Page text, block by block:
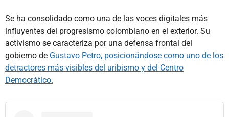
Se ha consolidado como una de las voces digitales más
influyentes del progresismo colombiano en el exterior. Su
activismo se caracteriza por una defensa frontal del
gobierno de Gustavo Petro, posicionándose como uno de los
detractores más visibles del uribismo y del Centro
Democrático.